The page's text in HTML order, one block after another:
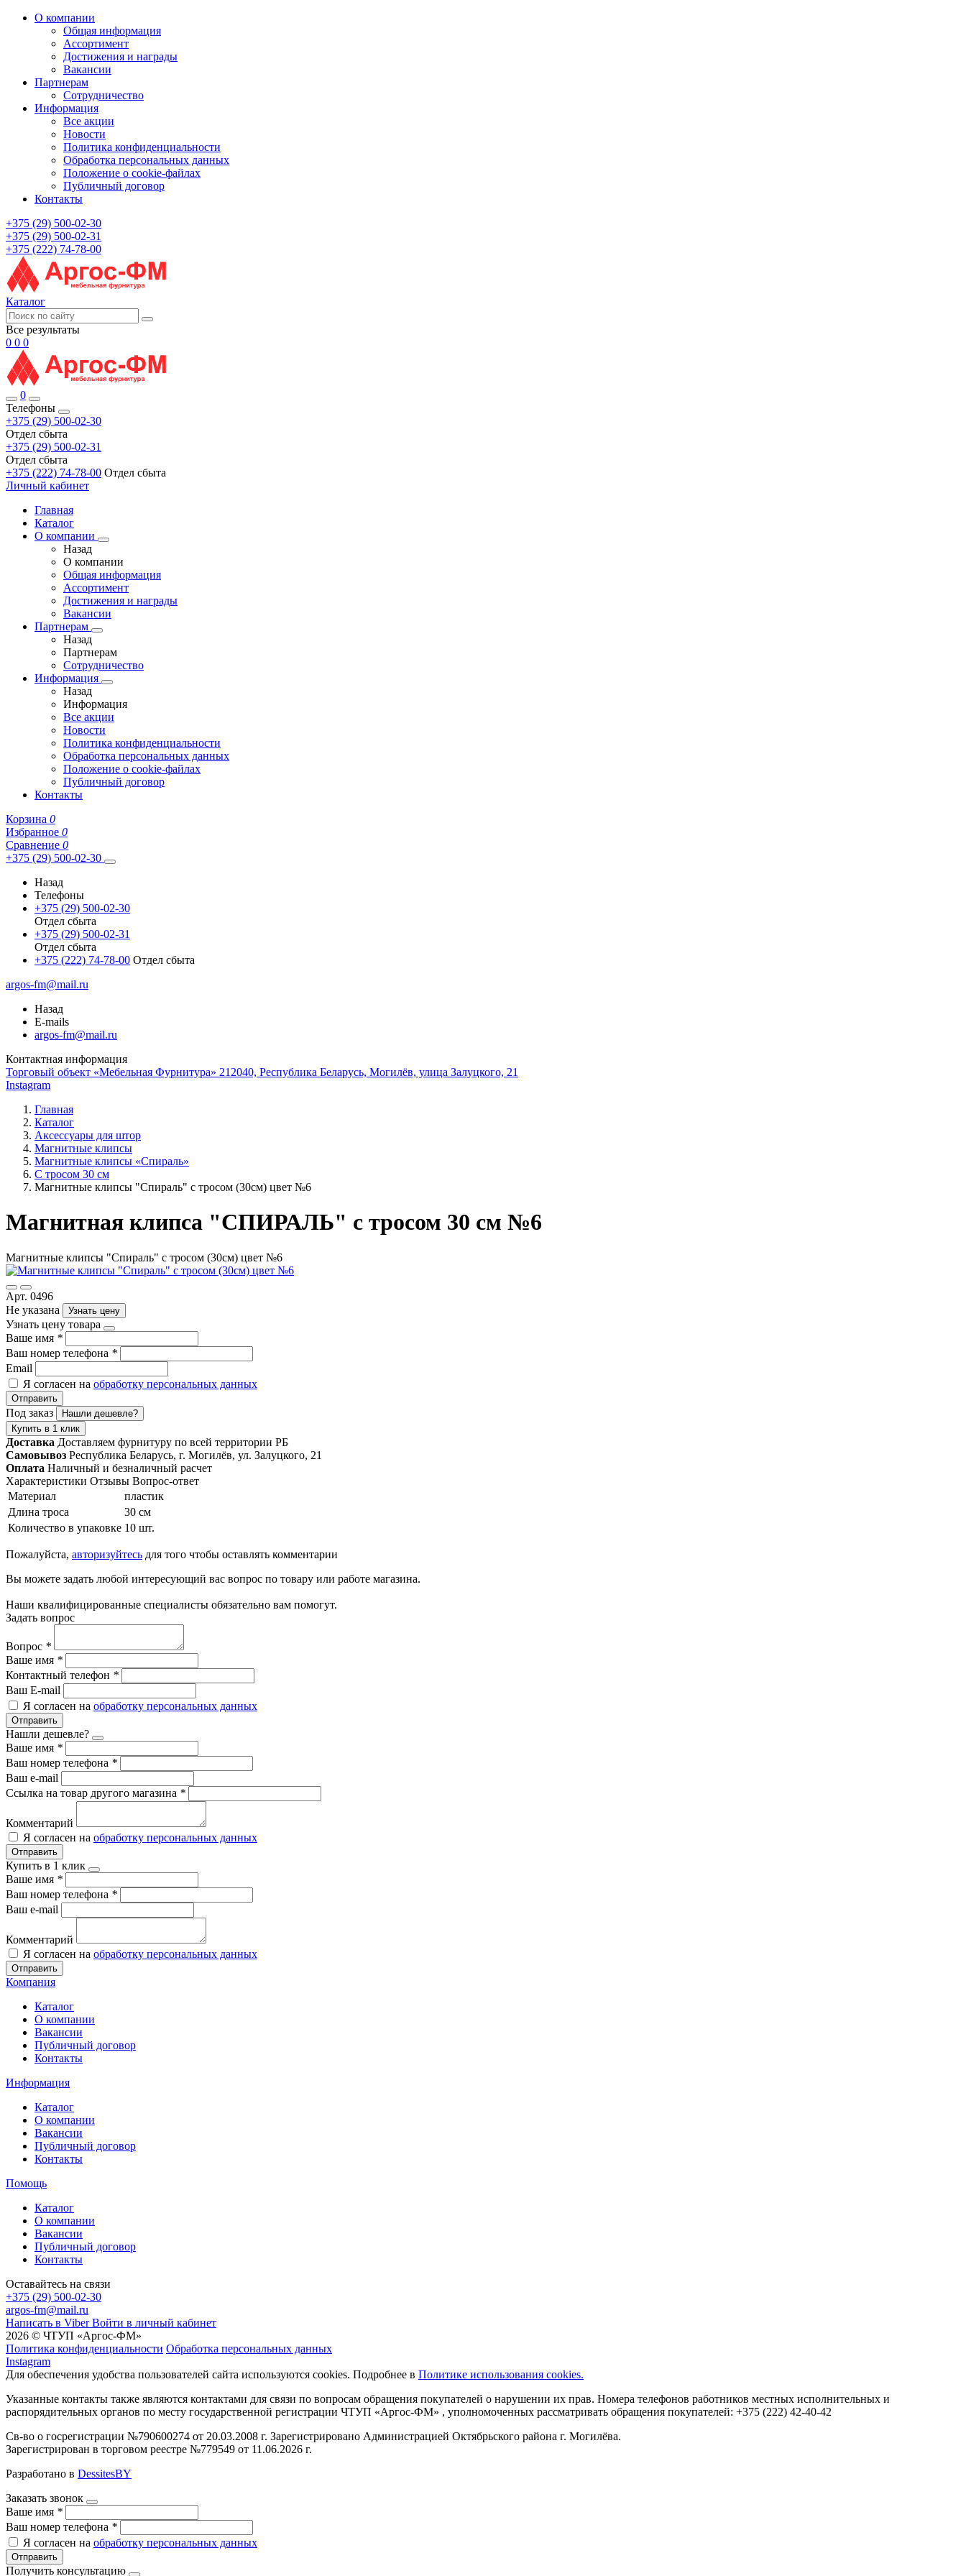
О компании
Общая информация
Ассортимент
Достижения и награды
Вакансии
Партнерам
Сотрудничество
Информация
Все акции
Новости
Политика конфиденциальности
Обработка персональных данных
Положение о cookie-файлах
Публичный договор
Контакты
+375 (29) 500-02-30
+375 (29) 500-02-31
+375 (222) 74-78-00
Каталог
Все результаты
0 0 0
0
Телефоны
+375 (29) 500-02-30
Отдел сбыта
+375 (29) 500-02-31
Отдел сбыта
+375 (222) 74-78-00 Отдел сбыта
Личный кабинет
Главная
Каталог
О компании
Назад
О компании
Общая информация
Ассортимент
Достижения и награды
Вакансии
Партнерам
Назад
Партнерам
Сотрудничество
Информация
Назад
Информация
Все акции
Новости
Политика конфиденциальности
Обработка персональных данных
Положение о cookie-файлах
Публичный договор
Контакты
Корзина 0
Избранное 0
Сравнение 0
+375 (29) 500-02-30
Назад
Телефоны
+375 (29) 500-02-30
Отдел сбыта
+375 (29) 500-02-31
Отдел сбыта
+375 (222) 74-78-00 Отдел сбыта
argos-fm@mail.ru
Назад
E-mails
argos-fm@mail.ru
Контактная информация
Торговый объект «Мебельная Фурнитура» 212040, Республика Беларусь, Могилёв, улица Залуцкого, 21
Instagram
Главная
Каталог
Аксессуары для штор
Магнитные клипсы
Магнитные клипсы «Спираль»
С тросом 30 см
Магнитные клипсы "Спираль" с тросом (30см) цвет №6
Магнитная клипса "СПИРАЛЬ" с тросом 30 см №6
Магнитные клипсы "Спираль" с тросом (30см) цвет №6
Арт. 0496
Не указана
Узнать цену
Узнать цену товара
Ваше имя *
Ваш номер телефона *
Email
Я согласен на обработку персональных данных
Отправить
Под заказ
Нашли дешевле?
Купить в 1 клик
Доставка Доставляем фурнитуру по всей территории РБ
Самовывоз Республика Беларусь, г. Могилёв, ул. Залуцкого, 21
Оплата Наличный и безналичный расчет
Характеристики Отзывы Вопрос-ответ
Материал
пластик
Длина троса
30 см
Количество в упаковке 10 шт.
Пожалуйста, авторизуйтесь для того чтобы оставлять комментарии
Вы можете задать любой интересующий вас вопрос по товару или работе магазина.
Наши квалифицированные специалисты обязательно вам помогут.
Задать вопрос
Вопрос *
Ваше имя *
Контактный телефон *
Ваш E-mail
Я согласен на обработку персональных данных
Отправить
Нашли дешевле?
Ваше имя *
Ваш номер телефона *
Ваш e-mail
Ссылка на товар другого магазина *
Комментарий
Я согласен на обработку персональных данных
Отправить
Купить в 1 клик
Ваше имя *
Ваш номер телефона *
Ваш e-mail
Комментарий
Я согласен на обработку персональных данных
Отправить
Компания
Каталог
О компании
Вакансии
Публичный договор
Контакты
Информация
Каталог
О компании
Вакансии
Публичный договор
Контакты
Помощь
Каталог
О компании
Вакансии
Публичный договор
Контакты
Оставайтесь на связи
+375 (29) 500-02-30
argos-fm@mail.ru
Написать в Viber Войти в личный кабинет
2026 © ЧТУП «Аргос-ФМ»
Политика конфиденциальности Обработка персональных данных
Instagram
Для обеспечения удобства пользователей сайта используются cookies. Подробнее в Политике использования cookies.
Указанные контакты также являются контактами для связи по вопросам обращения покупателей о нарушении их прав. Номера телефонов работников местных исполнительных и
распорядительных органов по месту государственной регистрации ЧТУП «Аргос-ФМ» , уполномоченных рассматривать обращения покупателей: +375 (222) 42-40-42
Св-во о госрегистрации №790600274 от 20.03.2008 г. Зарегистрировано Администрацией Октябрьского района г. Могилёва.
Зарегистрирован в торговом реестре №779549 от 11.06.2026 г.
Разработано в DessitesBY
Заказать звонок
Ваше имя *
Ваш номер телефона *
Я согласен на обработку персональных данных
Отправить
Получить консультацию